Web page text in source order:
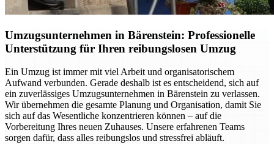
Umzugsunternehmen in Bärenstein: Professionelle
Unterstützung für Ihren reibungslosen Umzug
Ein Umzug ist immer mit viel Arbeit und organisatorischem
Aufwand verbunden. Gerade deshalb ist es entscheidend, sich auf
ein zuverlässiges Umzugsunternehmen in Bärenstein zu verlassen.
Wir übernehmen die gesamte Planung und Organisation, damit Sie
sich auf das Wesentliche konzentrieren können – auf die
Vorbereitung Ihres neuen Zuhauses. Unsere erfahrenen Teams
sorgen dafür, dass alles reibungslos und stressfrei abläuft.